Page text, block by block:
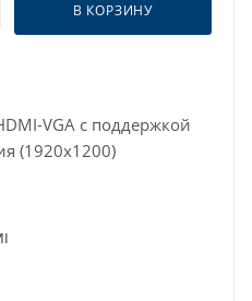
В КОРЗИНУ
VGA с поддержкой
(1920x1200)